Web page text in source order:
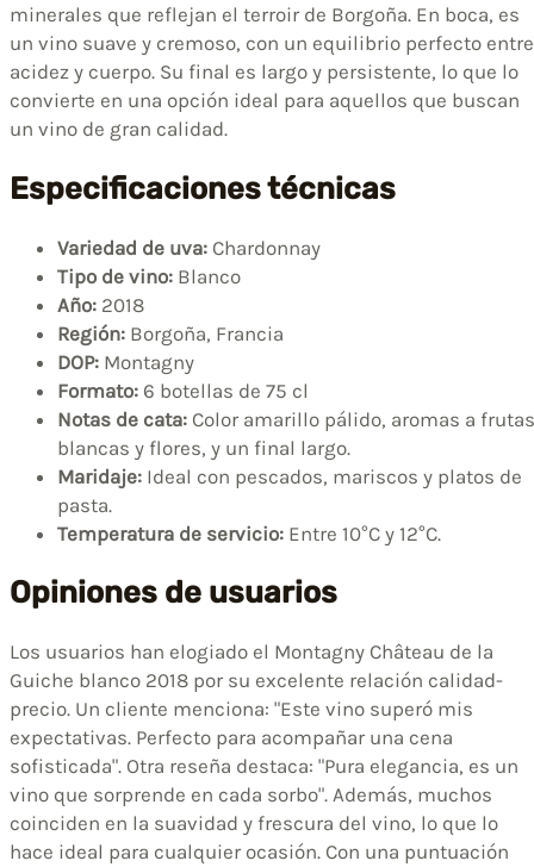
minerales que reflejan el terroir de Borgoña. En boca, es
un vino suave y cremoso, con un equilibrio perfecto entre
acidez y cuerpo. Su final es largo y persistente, lo que lo
convierte en una opción ideal para aquellos que buscan
un vino de gran calidad.
Especificaciones técnicas
Variedad de uva: Chardonnay
Tipo de vino: Blanco
Año: 2018
Región: Borgoña, Francia
DOP: Montagny
Formato: 6 botellas de 75 cl
Notas de cata: Color amarillo pálido, aromas a frutas
blancas y flores, y un final largo.
Maridaje: Ideal con pescados, mariscos y platos de
pasta.
Temperatura de servicio: Entre 10°C y 12°C.
Opiniones de usuarios
Los usuarios han elogiado el Montagny Château de la
Guiche blanco 2018 por su excelente relación calidad-
precio. Un cliente menciona: "Este vino superó mis
expectativas. Perfecto para acompañar una cena
sofisticada". Otra reseña destaca: "Pura elegancia, es un
vino que sorprende en cada sorbo". Además, muchos
coinciden en la suavidad y frescura del vino, lo que lo
hace ideal para cualquier ocasión. Con una puntuación